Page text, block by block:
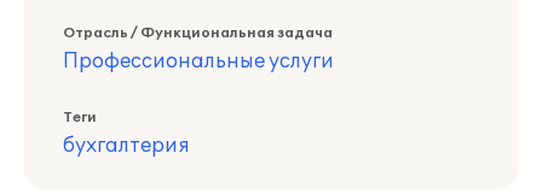
Отрасль / Функциональная задача
Профессиональные услуги
Теги
бухгалтерия